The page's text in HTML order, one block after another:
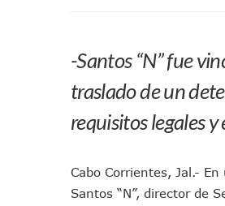
-Santos “N” fue
traslado de un
requisitos legales
Cabo Corrientes, Jal.-
Santos “N”, director de